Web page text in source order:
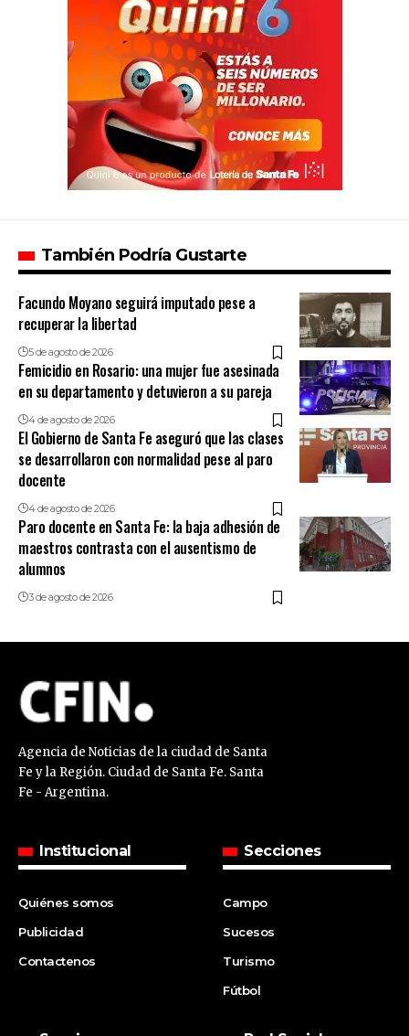
También Podría Gustarte
Facundo Moyano seguirá imputado pese a
recuperar la libertad
5 de agosto de 2026
Femicidio en Rosario: una mujer fue asesinada
en su departamento y detuvieron a su pareja
4 de agosto de 2026
El Gobierno de Santa Fe aseguró que las clases
se desarrollaron con normalidad pese al paro
docente
4 de agosto de 2026
Paro docente en Santa Fe: la baja adhesión de
maestros contrasta con el ausentismo de
alumnos
3 de agosto de 2026
Agencia de Noticias de la ciudad de Santa
Fe y la Región. Ciudad de Santa Fe. Santa
Fe - Argentina.
Institucional
Quiénes somos
Publicidad
Contactenos
Secciones
Campo
Sucesos
Turismo
Fútbol